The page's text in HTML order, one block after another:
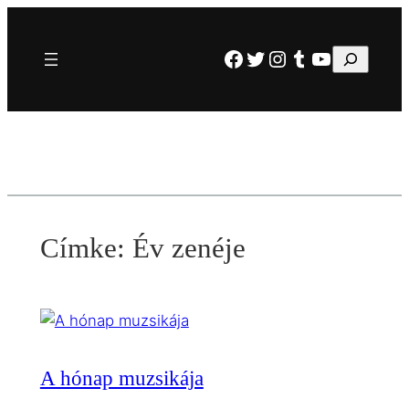
tartalomhoz
Facebook
Twitter
Instagram
Tumblr
YouTube
Keresés
Címke: Év zenéje
A hónap muzsikája